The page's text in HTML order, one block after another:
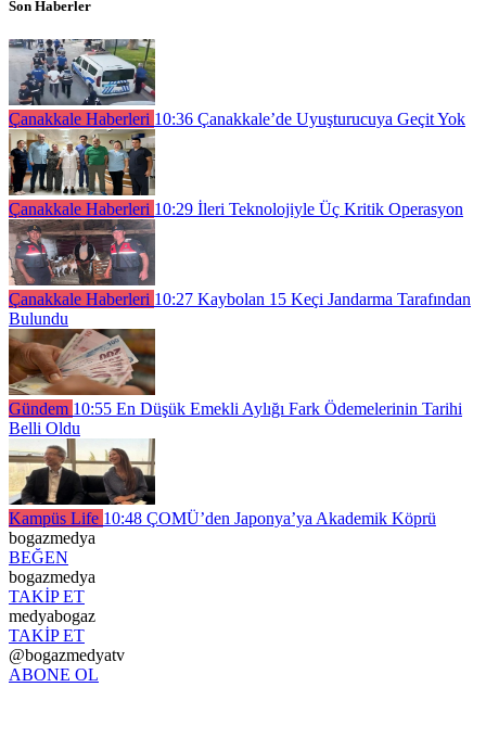
Son Haberler
Çanakkale Haberleri 10:36 Çanakkale’de Uyuşturucuya Geçit Yok
Çanakkale Haberleri 10:29 İleri Teknolojiyle Üç Kritik Operasyon
Çanakkale Haberleri 10:27 Kaybolan 15 Keçi Jandarma Tarafından
Bulundu
Gündem 10:55 En Düşük Emekli Aylığı Fark Ödemelerinin Tarihi
Belli Oldu
Kampüs Life 10:48 ÇOMÜ’den Japonya’ya Akademik Köprü
bogazmedya
BEĞEN
bogazmedya
TAKİP ET
medyabogaz
TAKİP ET
@bogazmedyatv
ABONE OL